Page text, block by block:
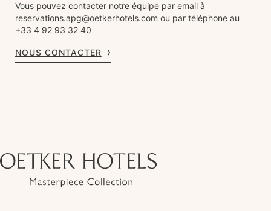
Vous pouvez contacter notre équipe par email à
reservations.apg@oetkerhotels.com ou par téléphone au
+33 4 92 93 32 40
NOUS CONTACTER